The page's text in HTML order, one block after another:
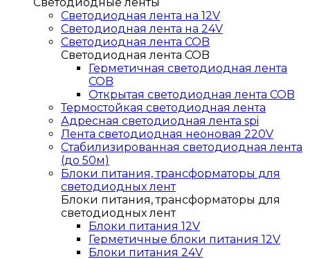
Светодиодная лента на 12V
Светодиодная лента на 24V
Светодиодная лента COB
Светодиодная лента COB
Герметичная светодиодная лента
COB
Открытая светодиодная лента COB
Термостойкая светодиодная лента
Адресная светодиодная лента spi
Лента светодиодная неоновая 220V
Стабилизированная светодиодная лента
(до 50м)
Блоки питания, трансформаторы для
светодиодных лент
Блоки питания, трансформаторы для
светодиодных лент
Блоки питания 12V
Герметичные блоки питания 12V
Блоки питания 24V